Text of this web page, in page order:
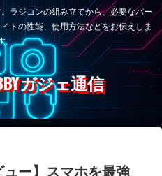
ラジコンの組み立てから、必要なパー
トの性能、使用方法などをお伝えしま
。
ガジェ通信
ュー】スマホを最強